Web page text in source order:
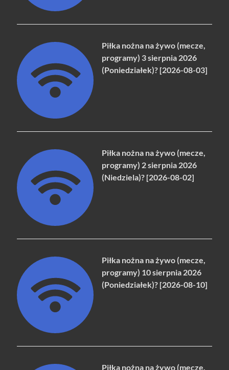
Piłka nożna na żywo (mecze,
programy) 3 sierpnia 2026
(Poniedziałek)? [2026-08-03]
Piłka nożna na żywo (mecze,
programy) 2 sierpnia 2026
(Niedziela)? [2026-08-02]
Piłka nożna na żywo (mecze,
programy) 10 sierpnia 2026
(Poniedziałek)? [2026-08-10]
Piłka nożna na żywo (mecze,